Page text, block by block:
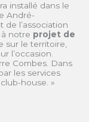
installé dans le
André-
de l’association
notre projet de
sur le territoire,
l’occasion.
Combes. Dans
les services
house. »